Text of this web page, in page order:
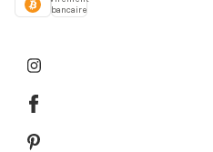
bancaire